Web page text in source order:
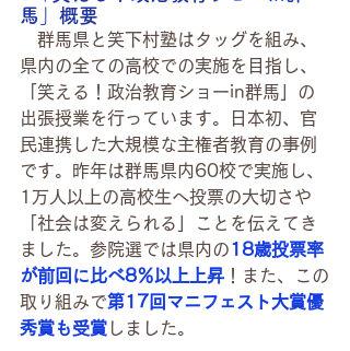
馬」概要
群馬県と笑下村塾はタッグを組み、
県内の全ての高校での実施を目指し、
「笑える！政治教育ショーin群馬」の
出張授業を行っています。日本初、官
民連携した大規模な主権者教育の事例
です。昨年は群馬県内60校で実施し、
1万人以上の高校生へ投票の大切さや
「社会は変えられる」ことを伝えてき
ました。参院選では県内の18歳投票率
が前回に比べ8％以上上昇 ！また、この
取り組みで第17回マニフェスト大賞優
秀賞も受賞 しました。